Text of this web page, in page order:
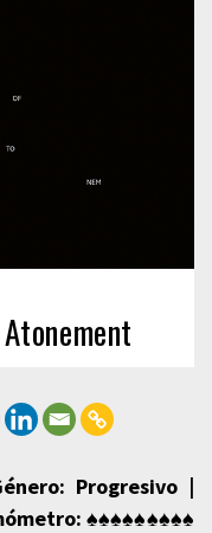
Progresivo |
: ♠♠♠♠♠♠♠♠♠